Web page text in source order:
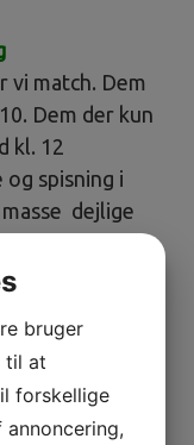
vi match. Dem
Dem der kun
kl. 12
spisning i
dejlige
fælles hygge.
bruger
til at
forskellige